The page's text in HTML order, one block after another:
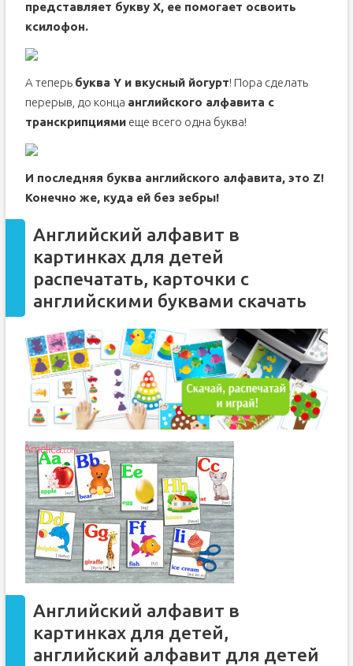
представляет букву X, ее помогает освоить
ксилофон.
А теперь буква Y и вкусный йогурт! Пора сделать
перерыв, до конца английского алфавита с
транскрипциямиеще всего одна буква!
И последняя буква английского алфавита, это Z!
Конечно же, куда ей без зебры!
Английский алфавит в
картинках для детей
распечатать, карточки с
английскими буквами скачать
Английский алфавит в
картинках для детей,
английский алфавит для детей